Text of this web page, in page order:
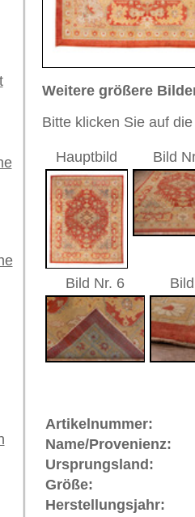
Amritsar, ca. 1910
442 x 361 cm
ca. 1910
geometrisch / Medaillon
rot
Unikat. Handgeknüpfter /
Der Flor dieses Teppichs besteht
€ 21.000
Lieferzeit:
in Warenkorb
Teppiche.tv - große moderne Teppiche |
Deutschland / Österreich: +49 (0)40 450 4102
United Kingdom: +44 (0)20 7183 4544
USA / Canada: +1 646-688-1335
Impressum|Kontakt